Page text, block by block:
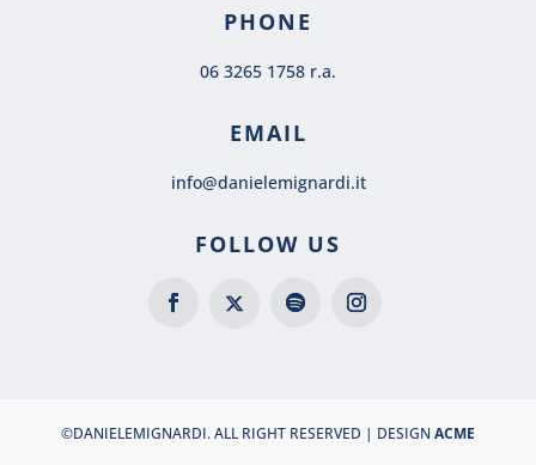
PHONE
06 3265 1758 r.a.
EMAIL
info@danielemignardi.it
FOLLOW US
©DANIELEMIGNARDI. ALL RIGHT RESERVED | DESIGN ACME